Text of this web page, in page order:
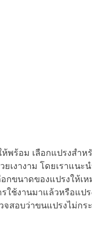
พร้อม เลือกแปรงสำห
ยเงางาม โดยเราแน
กขนาดของแปรงให้เ
ใช้งานมาแล้วหรือแป
สอบว่าขนแปรงไม่กร